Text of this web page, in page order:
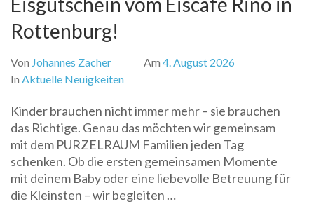
Rottenburg!
Von Johannes Zacher Am 4. August 2026
In Aktuelle Neuigkeiten
Kinder brauchen nicht immer mehr – sie brauchen
das Richtige. Genau das möchten wir gemeinsam
mit dem PURZELRAUM Familien jeden Tag
schenken. Ob die ersten gemeinsamen Momente
mit deinem Baby oder eine liebevolle Betreuung für
die Kleinsten – wir begleiten …